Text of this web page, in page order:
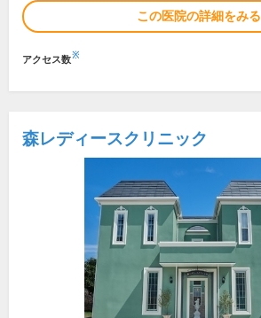
この医院の詳細をみる
アクセス数※
森レディースクリニック